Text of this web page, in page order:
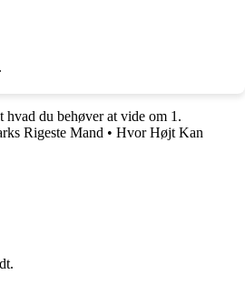
hvad du behøver at vide om 1.
Rigeste Mand • Hvor Højt Kan